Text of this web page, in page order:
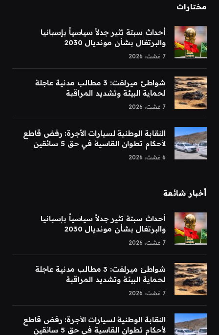
مختارات
أحداث سبتة تثير جدلاً سياسياً بإسبانيا
والبرتغال بشأن مونديال 2030
7 غشت، 2026
شواطئ ميرلفت: 3 مطالب مدنية عاجلة
لحماية البيئة وتشديد المراقبة
7 غشت، 2026
النقابة الوطنية لسيارات الأجرة: رفض قاطع
لأحكام تطوان القاسية في حق 5 سائقين
6 غشت، 2026
أخبار شائعة
أحداث سبتة تثير جدلاً سياسياً بإسبانيا
والبرتغال بشأن مونديال 2030
7 غشت، 2026
شواطئ ميرلفت: 3 مطالب مدنية عاجلة
لحماية البيئة وتشديد المراقبة
7 غشت، 2026
النقابة الوطنية لسيارات الأجرة: رفض قاطع
لأحكام تطوان القاسية في حق 5 سائقين